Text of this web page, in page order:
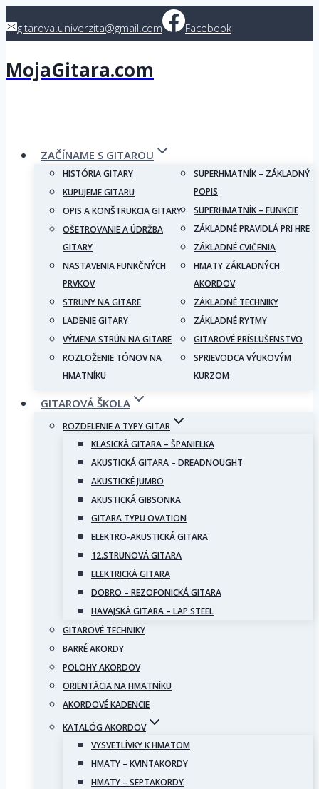
togitarova.univerzita@gmail.com Facebook
MojaGitara.com
ZAČÍNAME S GITAROU
HISTÓRIA GITARY
KUPUJEME GITARU
OPIS A KONŠTRUKCIA GITARY
OŠETROVANIE A ÚDRŽBA
GITARY
NASTAVENIA FUNKČNÝCH
PRVKOV
STRUNY NA GITARE
LADENIE GITARY
VÝMENA STRÚN NA GITARE
ROZLOŽENIE TÓNOV NA
HMATNÍKU
SUPERHMATNÍK – ZÁKLADNÝ
POPIS
SUPERHMATNÍK – FUNKCIE
ZÁKLADNÉ PRAVIDLÁ PRI HRE
ZÁKLADNÉ CVIČENIA
HMATY ZÁKLADNÝCH
AKORDOV
ZÁKLADNÉ TECHNIKY
ZÁKLADNÉ RYTMY
GITAROVÉ PRÍSLUŠENSTVO
SPRIEVODCA VÝUKOVÝM
KURZOM
GITAROVÁ ŠKOLA
ROZDELENIE A TYPY GITAR
KLASICKÁ GITARA – ŠPANIELKA
AKUSTICKÁ GITARA – DREADNOUGHT
AKUSTICKÉ JUMBO
AKUSTICKÁ GIBSONKA
GITARA TYPU OVATION
ELEKTRO-AKUSTICKÁ GITARA
12.STRUNOVÁ GITARA
ELEKTRICKÁ GITARA
DOBRO – REZOFONICKÁ GITARA
HAVAJSKÁ GITARA – LAP STEEL
GITAROVÉ TECHNIKY
BARRÉ AKORDY
POLOHY AKORDOV
ORIENTÁCIA NA HMATNÍKU
AKORDOVÉ KADENCIE
KATALÓG AKORDOV
VYSVETLÍVKY K HMATOM
HMATY – KVINTAKORDY
HMATY – SEPTAKORDY